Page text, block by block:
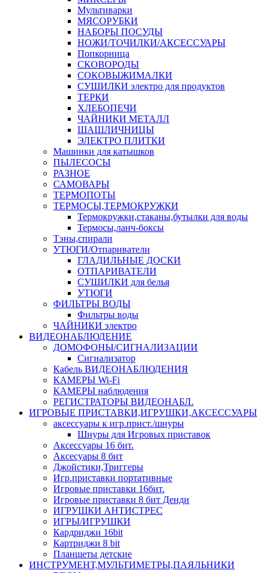
Мультиварки
МЯСОРУБКИ
НАБОРЫ ПОСУДЫ
НОЖИ/ТОЧИЛКИ/АКСЕССУАРЫ
Попкорница
СКОВОРОДЫ
СОКОВЫЖИМАЛКИ
СУШИЛКИ электро для продуктов
ТЕРКИ
ХЛЕБОПЕЧИ
ЧАЙНИКИ МЕТАЛЛ
ШАШЛИЧНИЦЫ
ЭЛЕКТРО ПЛИТКИ
Машинки для катышков
ПЫЛЕСОСЫ
РАЗНОЕ
САМОВАРЫ
ТЕРМОПОТЫ
ТЕРМОСЫ,ТЕРМОКРУЖКИ
Термокружки,стаканы,бутылки для воды
Термосы,ланч-боксы
Тэны,спирали
УТЮГИ/Отпариватели
ГЛАДИЛЬНЫЕ ДОСКИ
ОТПАРИВАТЕЛИ
СУШИЛКИ для белья
УТЮГИ
ФИЛЬТРЫ ВОДЫ
Фильтры воды
ЧАЙНИКИ электро
ВИДЕОНАБЛЮДЕНИЕ
ДОМОФОНЫ/СИГНАЛИЗАЦИИ
Сигнализатор
Кабель ВИДЕОНАБЛЮДЕНИЯ
КАМЕРЫ Wi-Fi
КАМЕРЫ наблюдения
РЕГИСТРАТОРЫ ВИДЕОНАБЛ.
ИГРОВЫЕ ПРИСТАВКИ,ИГРУШКИ,АКСЕССУАРЫ
аксесcуары к игр.прист./шнуры
Шнуры для Игровых приставок
Аксессуары 16 бит.
Аксесуары 8 бит
Джойстики,Триггеры
Игр.приставки портативные
Игровые приставки 16бит.
Игровые приставки 8 бит Денди
ИГРУШКИ АНТИСТРЕС
ИГРЫ/ИГРУШКИ
Кардриджи 16bit
Картриджи 8 bit
Планшеты детские
ИНСТРУМЕНТ,МУЛЬТИМЕТРЫ,ПАЯЛЬНИКИ